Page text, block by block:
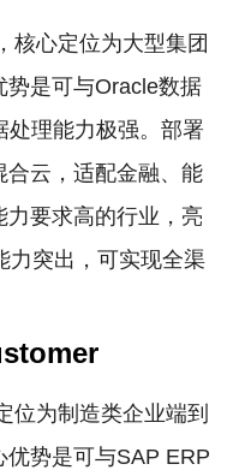
核心定位为大型集团
势是可与Oracle数据
处理能力极强。部署
合云，适配金融、能
要求高的行业，亮
力突出，可实现全渠
位为制造类企业端到
势是可与SAP ERP